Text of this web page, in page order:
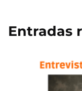
Entradas